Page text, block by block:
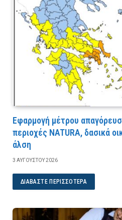
Εφαρμογή μέτρου
περιοχές NATURA, δασικά
άλση
3 ΑΥΓΟΎΣΤΟΥ 2026
ΔΙΑΒΆΣΤΕ ΠΕΡΙΣΣΌΤΕΡΑ